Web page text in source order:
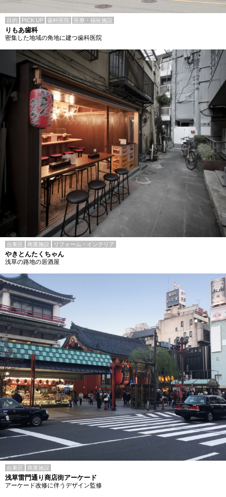
目的 PICK UP 歯科医院 医療・福祉施設
りもあ歯科
密集した地域の角地に建つ歯科医院
台東区 商業施設 リフォーム・インテリア
やきとんたくちゃん
浅草の路地の居酒屋
台東区 商業施設
浅草雷門通り商店街アーケード
アーケード改修に伴うデザイン監修